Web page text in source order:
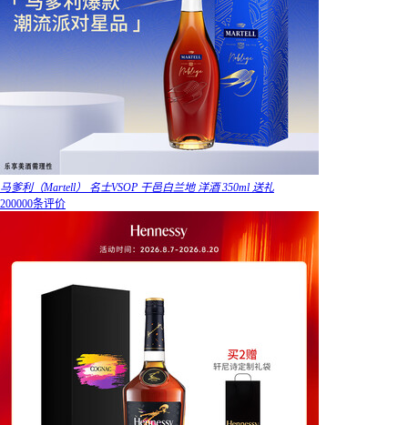
马爹利（Martell） 名士VSOP 干邑白兰地 洋酒 350ml 送礼
200000条评价